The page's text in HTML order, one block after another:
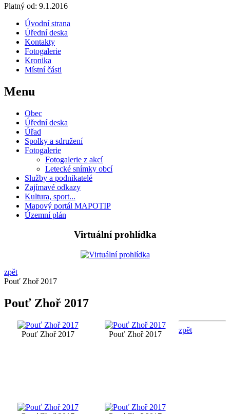
Platný od: 9.1.2016
Úvodní strana
Úřední deska
Kontakty
Fotogalerie
Kronika
Místní části
Menu
Obec
Úřední deska
Úřad
Spolky a sdružení
Fotogalerie
Fotogalerie z akcí
Letecké snímky obcí
Služby a podnikatelé
Zajímavé odkazy
Kultura, sport...
Mapový portál MAPOTIP
Územní plán
Virtuální prohlídka
zpět
Pouť Zhoř 2017
Pouť Zhoř 2017
Pouť Zhoř 2017 Pouť Zhoř 2017 zpět